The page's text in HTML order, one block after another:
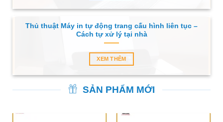
Thủ thuật Máy in tự động trang cấu hình liên tục –
Cách tự xử lý tại nhà
XEM THÊM
SẢN PHẨM MỚI